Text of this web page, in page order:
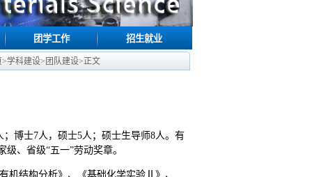
团学工作 招生就业
>学科建设> 团队建设>正文
博士7人，硕士5人；硕士生导师8人。有
、省级“五一”劳动奖章。
机结构分析》、《基础化学实验Ⅱ》、